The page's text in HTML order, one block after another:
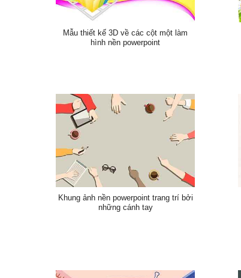
Mẫu thiết kế 3D về các cột một làm
hình nền powerpoint
Khung ảnh nền powerpoint trang trí bởi
những cánh tay